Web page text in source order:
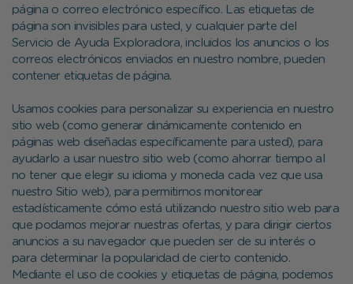
página o correo electrónico específico. Las etiquetas de
página son invisibles para usted, y cualquier parte del
Servicio de Ayuda Exploradora, incluidos los anuncios o los
correos electrónicos enviados en nuestro nombre, pueden
contener etiquetas de página.
Usamos cookies para personalizar su experiencia en nuestro
sitio web (como generar dinámicamente contenido en
páginas web diseñadas específicamente para usted), para
ayudarlo a usar nuestro sitio web (como ahorrar tiempo al
no tener que elegir su idioma y moneda cada vez que usa
nuestro Sitio web), para permitirnos monitorear
estadísticamente cómo está utilizando nuestro sitio web para
que podamos mejorar nuestras ofertas, y para dirigir ciertos
anuncios a su navegador que pueden ser de su interés o
para determinar la popularidad de cierto contenido.
Mediante el uso de cookies y etiquetas de página, podemos